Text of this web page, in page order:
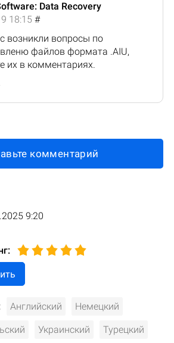
Data Recovery
18:15 #
возникли вопросы по
файлов формата .AIU,
их в комментариях.
комментарий
9:20
:
Английский Немецкий
Украинский Турецкий